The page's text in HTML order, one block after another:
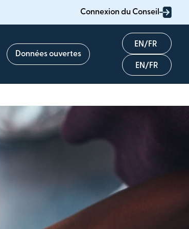
Connexion du Conseil
Données ouvertes
English
Français